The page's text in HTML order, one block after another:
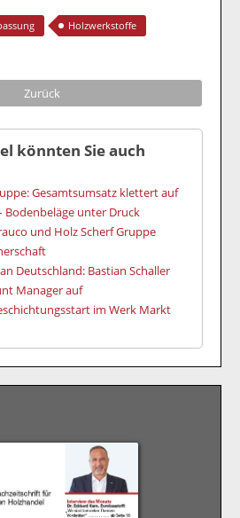
Holzwerkstoffe
Zurück
könnten Sie auch
Gesamtsumsatz klettert auf
Bodenbeläge unter Druck
und Holz Scherf Gruppe
Deutschland: Bastian Schaller
Manager auf
im Werk Markt